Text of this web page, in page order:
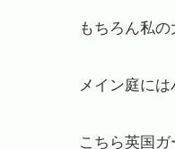
もちろん私
メイン庭には
こちら英国ガ